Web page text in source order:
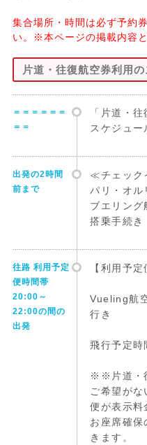
集合場所・時間は必ず予約
い。※本ページの掲載内容
片道・往復航空券利用
＝＝＝＝＝＝
＝＝
「片道・
スケジュー
出発の2時間
前まで
≪チェック
パリ・オル
ブエリング
搭乗手続き
往路 利用予定
便時間帯
20:00～
22:00の間の
出発
【利用予定
Vueling航
行き
飛行予定時
※※片道・
ご希望が
便が表示料
お座席確保
きます。